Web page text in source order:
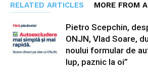
RELATED ARTICLES MORE FROM
Pietro Scepchin,
ONJN, Vlad Soare,
noului formular de
lup, paznic la oi”